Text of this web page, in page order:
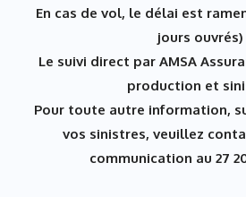
En cas de vol, le délai est
jours ouvrés)
Le suivi direct par AMSA
production et
Pour toute autre information,
vos sinistres, veuillez
communication au 27